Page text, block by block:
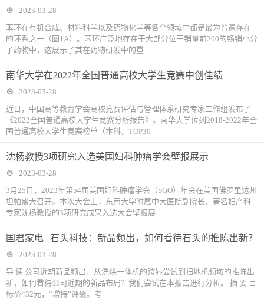
2023-03-28
苯环在有机合成、材料科学以及药物化学等各个领域中都是最为普遍存在
的环系之一（图1A）。苯环广泛地存在于大部分位于销量前200的畅销小分
子药物中，这展示了其在药物研发中的重
南华大学在2022年全国普通高校大学生竞赛中创佳绩
2023-03-28
近日，中国高等教育学会高校竞赛评估与管理体系研究专家工作组发布了
《2022全国普通高校大学生竞赛分析报告》。南华大学位列2018-2022年全
国普通高校大学生竞赛榜单（本科，TOP30
沈杨教授3项研究入选美国妇科肿瘤学会壁报展示
2023-03-28
3月25日，2023年第54届美国妇科肿瘤学会（SGO）年会在美国佛罗里达州
坦帕盛大召开。本次大会上，东南大学附属中大医院副院长、著名妇产科
专家沈杨教授的3项研究成果入选大会壁报展
国君家电 | 石头科技：新品频出，如何看待石头的推陈出新？
2023-03-28
导 读 公司近期新品频出，从洗烘一体机的跨界尝试到扫地机领域的推陈出
新，如何看待公司近期的新品布局？我们尝试在本报告进行分析。 摘 要 目
标价432元，“增持”评级。考